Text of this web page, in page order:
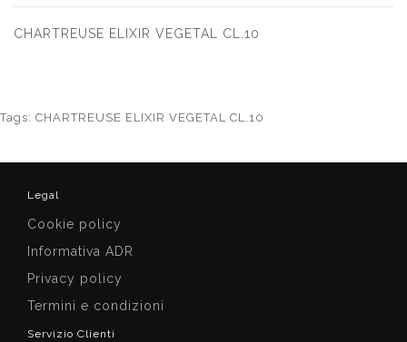
CHARTREUSE ELIXIR VEGETAL CL.10
Tags: CHARTREUSE ELIXIR VEGETAL CL.10
Legal
Cookie policy
Informativa ADR
Privacy policy
Termini e condizioni
Servizio Clienti